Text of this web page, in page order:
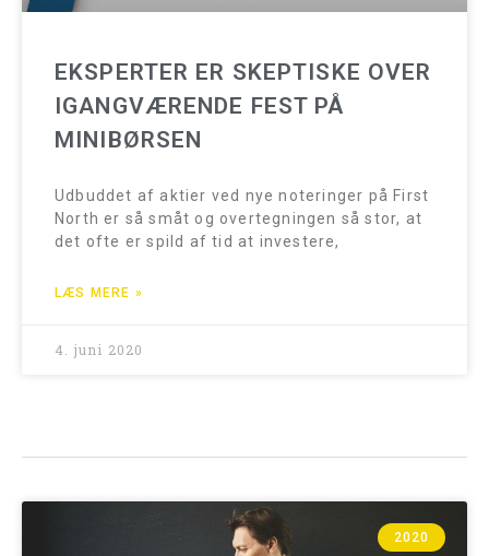
EKSPERTER ER SKEPTISKE OVER
IGANGVÆRENDE FEST PÅ
MINIBØRSEN
Udbuddet af aktier ved nye noteringer på First
North er så småt og overtegningen så stor, at
det ofte er spild af tid at investere,
LÆS MERE »
4. juni 2020
2020